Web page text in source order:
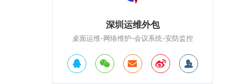
深圳运维外包
桌面运维-网络维护-会议系统-安防监控